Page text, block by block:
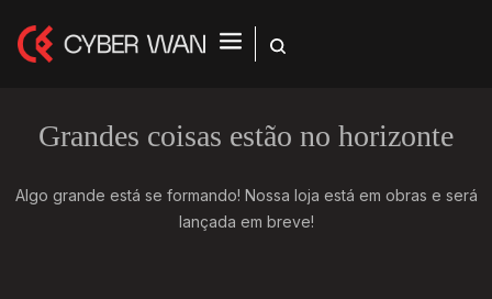
Grandes coisas estão no horizonte
Algo grande está se formando! Nossa loja está em obras e será
lançada em breve!